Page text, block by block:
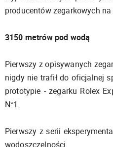
producentów zegarkowych
3150 metrów pod wodą
Pierwszy z opisywanych
nigdy nie trafił do oficjalnej
prototypie - zegarku Rolex
N°1.
Pierwszy z serii
wodoszczelności.